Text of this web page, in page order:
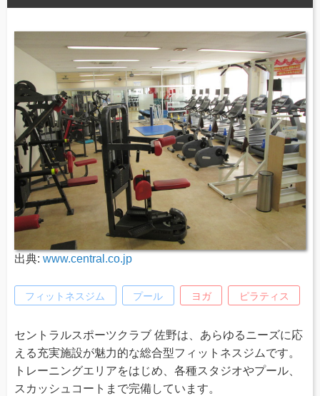
出典: www.central.co.jp
フィットネスジム プール ヨガ ピラティス
セントラルスポーツクラブ 佐野は、あらゆるニーズに応
える充実施設が魅力的な総合型フィットネスジムです。
トレーニングエリアをはじめ、各種スタジオやプール、
スカッシュコートまで完備しています。